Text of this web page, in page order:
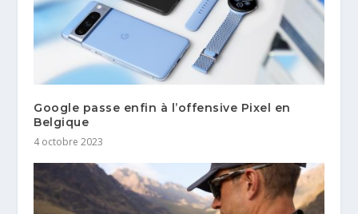
Google passe enfin à l’offensive Pixel en
Belgique
4 octobre 2023